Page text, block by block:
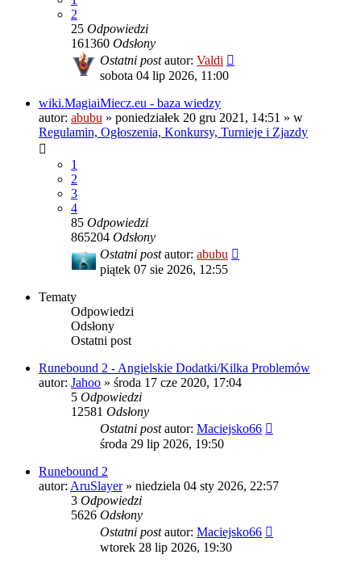
2
25 Odpowiedzi
161360 Odsłony
Ostatni postautor: Valdi
sobota 04 lip 2026, 11:00
wiki.MagiaiMiecz.eu - baza wiedzy
autor: abubu » poniedziałek 20 gru 2021, 14:51 » w
Regulamin, Ogłoszenia, Konkursy, Turnieje i Zjazdy
1
2
3
4
85 Odpowiedzi
865204 Odsłony
Ostatni postautor: abubu
piątek 07 sie 2026, 12:55
Tematy
Odpowiedzi
Odsłony
Ostatni post
Runebound 2 - Angielskie Dodatki/Kilka Problemów
autor: Jahoo » środa 17 cze 2020, 17:04
5 Odpowiedzi
12581 Odsłony
Ostatni postautor: Maciejsko66
środa 29 lip 2026, 19:50
Runebound 2
autor: AruSlayer» niedziela 04 sty 2026, 22:57
3 Odpowiedzi
5626 Odsłony
Ostatni postautor: Maciejsko66
wtorek 28 lip 2026, 19:30